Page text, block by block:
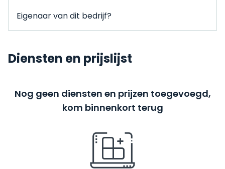
Eigenaar van dit bedrijf?
Diensten en prijslijst
Nog geen diensten en prijzen toegevoegd,
kom binnenkort terug